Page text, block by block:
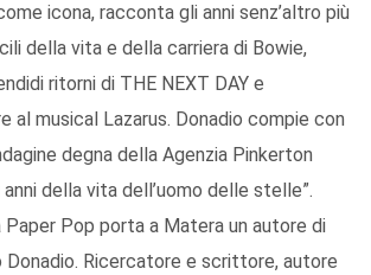
icona, racconta gli anni senz’altro più
della vita e della carriera di Bowie,
ritorni di THE NEXT DAY e
al musical Lazarus. Donadio compie con
degna della Agenzia Pinkerton
della vita dell’uomo delle stelle”.
Paper Pop porta a Matera un autore di
Donadio. Ricercatore e scrittore, autore